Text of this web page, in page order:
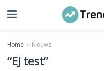
Home Nieuws
“EJ test”